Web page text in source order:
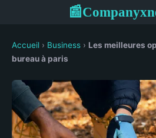
📰
Accueil › Business › Les meilleures
bureau à paris